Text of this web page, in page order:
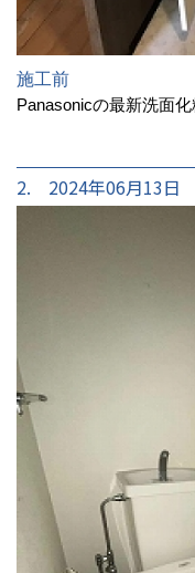
施工前
Panasonicの最新洗面化
2. 2024年06月13日